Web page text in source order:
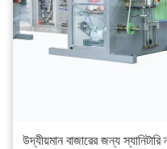
উদ্যীয়মান বাজারের জন্য